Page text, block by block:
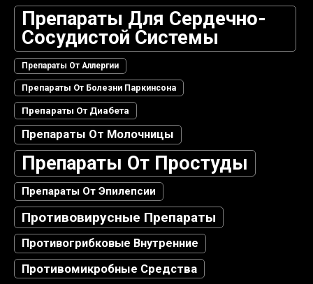
Препараты Для Сердечно-
Сосудистой Системы
Препараты От Аллергии
Препараты От Болезни Паркинсона
Препараты От Диабета
Препараты От Молочницы
Препараты От Простуды
Препараты От Эпилепсии
Противовирусные Препараты
Противогрибковые Внутренние
Противомикробные Средства